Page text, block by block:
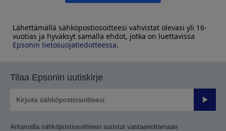
Lähettämällä sähköpostiosoitteesi vahvistat olevasi yli 16-
vuotias ja hyväksyt samalla ehdot, jotka on luettavissa
Epsonin tietosuojatiedotteessa.
Tilaa Epsonin uutiskirje
Lähetä
Antamalla sähköpostiosoitteesi suostut vastaanottamaan